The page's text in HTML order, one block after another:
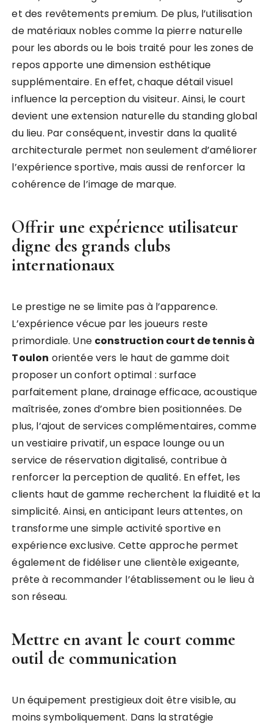
et des revêtements premium. De plus, l’utilisation
de matériaux nobles comme la pierre naturelle
pour les abords ou le bois traité pour les zones de
repos apporte une dimension esthétique
supplémentaire. En effet, chaque détail visuel
influence la perception du visiteur. Ainsi, le court
devient une extension naturelle du standing global
du lieu. Par conséquent, investir dans la qualité
architecturale permet non seulement d’améliorer
l’expérience sportive, mais aussi de renforcer la
cohérence de l’image de marque.
Offrir une expérience utilisateur
digne des grands clubs
internationaux
Le prestige ne se limite pas à l’apparence.
L’expérience vécue par les joueurs reste
primordiale. Une construction court de tennis à
Toulon orientée vers le haut de gamme doit
proposer un confort optimal : surface
parfaitement plane, drainage efficace, acoustique
maîtrisée, zones d’ombre bien positionnées. De
plus, l’ajout de services complémentaires, comme
un vestiaire privatif, un espace lounge ou un
service de réservation digitalisé, contribue à
renforcer la perception de qualité. En effet, les
clients haut de gamme recherchent la fluidité et la
simplicité. Ainsi, en anticipant leurs attentes, on
transforme une simple activité sportive en
expérience exclusive. Cette approche permet
également de fidéliser une clientèle exigeante,
prête à recommander l’établissement ou le lieu à
son réseau.
Mettre en avant le court comme
outil de communication
Un équipement prestigieux doit être visible, au
moins symboliquement. Dans la stratégie